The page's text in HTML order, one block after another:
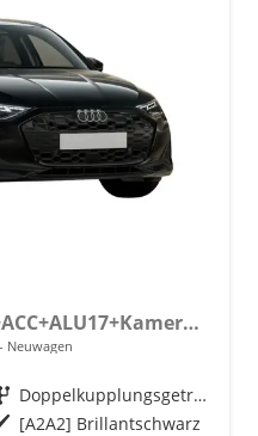
Facelift 150PS DSG AHK+ACC+ALU17+Kamera+GV3+Sitzheizung
Neuwagen
Getriebe
Doppelkupplungsgetriebe (DSG)
Außenfarbe [A2A2] Brillantschwarz